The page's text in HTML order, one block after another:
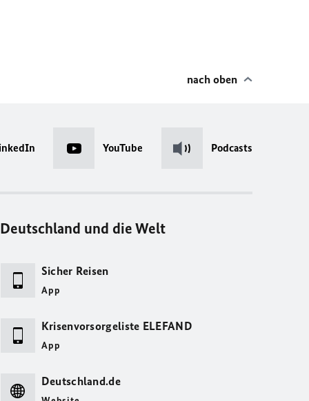
nach oben
YouTube Podcasts
Deutschland und die Welt
Sicher Reisen
App
Krisenvorsorgeliste ELEFAND
App
Deutschland.de